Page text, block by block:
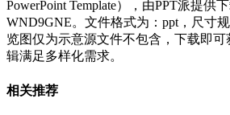
PowerPoint Template），由PPT派提供
WND9GNE。文件格式为：ppt，尺寸
览图仅为示意源文件不包含，下载即
辑满足多样化需求。
相关推荐